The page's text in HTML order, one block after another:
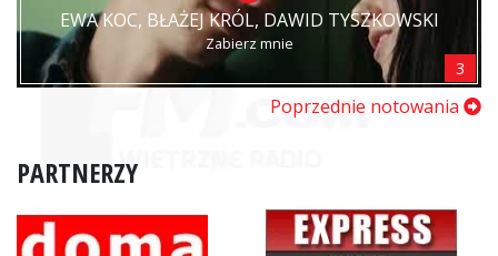
EWA KOC, BŁAŻEJ KRÓL, DAWID TYSZKOWSKI
Zabierz mnie
3
Poprzednie notowania
PARTNERZY